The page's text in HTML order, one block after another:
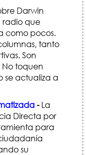
Darwin
radio que
como pocos.
tanto
Son
toquen
se actualiza a
-La
Directa por
para
su